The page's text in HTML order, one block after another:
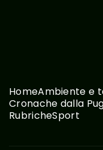
HomeAmbiente e
Cronache dalla
RubricheSport